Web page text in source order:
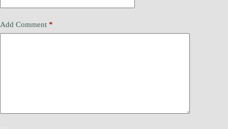
Add Comment *